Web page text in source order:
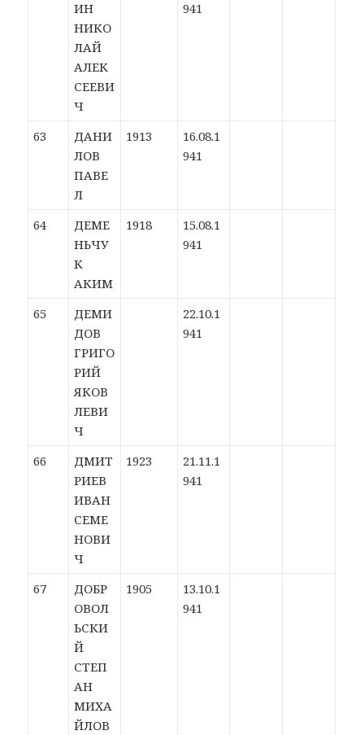
ИН
НИКО
ЛАЙ
АЛЕК
СЕЕВИ
Ч
941
63
ДАНИ
ЛОВ
ПАВЕ
Л
1913
16.08.1
941
64
ДЕМЕ
НЬЧУ
К
АКИМ
1918
15.08.1
941
65
ДЕМИ
ДОВ
ГРИГО
РИЙ
ЯКОВ
ЛЕВИ
Ч
22.10.1
941
66
ДМИТ
РИЕВ
ИВАН
СЕМЕ
НОВИ
Ч
1923
21.11.1
941
67
ДОБР
ОВОЛ
ЬСКИ
Й
СТЕП
АН
МИХА
ЙЛОВ
1905
13.10.1
941